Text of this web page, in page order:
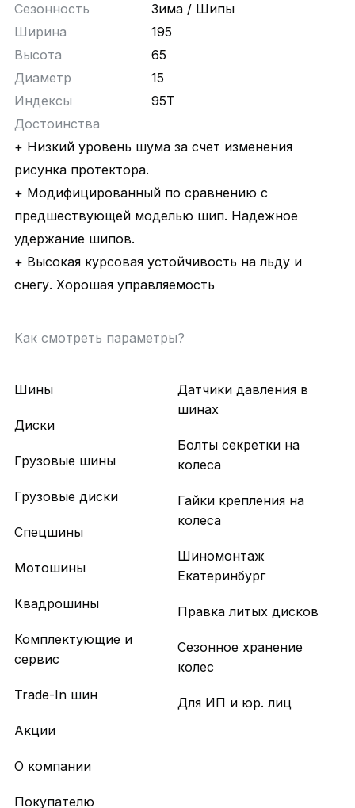
Сезонность
Зима / Шипы
Ширина
195
Высота
65
Диаметр
15
Индексы
95T
Достоинства
+ Низкий уровень шума за счет изменения
рисунка протектора.
+ Модифицированный по сравнению с
предшествующей моделью шип. Надежное
удержание шипов.
+ Высокая курсовая устойчивость на льду и
снегу. Хорошая управляемость
Как смотреть параметры?
Шины
Диски
Грузовые шины
Грузовые диски
Спецшины
Мотошины
Квадрошины
Комплектующие и
сервис
Trade-In шин
Акции
Датчики давления в
шинах
Болты секретки на
колеса
Гайки крепления на
колеса
Шиномонтаж
Екатеринбург
Правка литых дисков
Сезонное хранение
колес
Для ИП и юр. лиц
О компании
Покупателю